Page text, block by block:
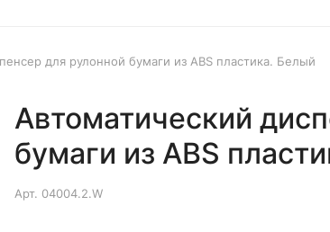
для рулонной бумаги из ABS пластика. Белый
Автоматический
бумаги из ABS
Арт. 04004.2.W